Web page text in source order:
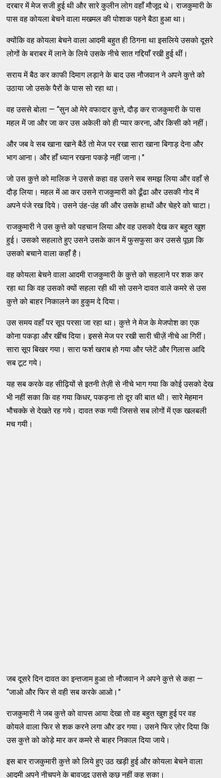
दरबार में मेज सजी हुई थी और सारे कुलीन लोग वहाँ मौजूद थे। राजकुमारी के
पास वह कोयला बेचने वाला मखमल की पोशाक पहने बैठा हुआ था।
क्योंकि वह कोयला बेचने वाला आदमी बहुत ही ठिगना था इसलिये उसको दूसरे
लोगों के बराबर में लाने के लिये उसके नीचे सात गद्दियाँ रखी हुई थीं।
सराय में बैठ कर काफी दिमाग लड़ाने के बाद उस नौजवान ने अपने कुत्ते को
उठाया जो उसके पैरों के पास सो रहा था।
वह उससे बोला — “सुन ओ मेरे वफादार कुत्ते, दौड़ कर राजकुमारी के पास
महल में जा और जा कर उस अकेली को ही प्यार करना, और किसी को नहीं।
और जब वे सब खाना खाने बैठें तो मेज पर रखा सारा खाना बिगाड़ देना और
भाग आना। और हाँ ध्यान रखना पकड़े नहीं जाना।”
जो उस कुत्ते को मालिक ने उससे कहा वह उसने सब समझ लिया और वहाँ से
दौड़ लिया। महल में आ कर उसने राजकुमारी को ढूँढा और उसकी गोद में
अपने पंजे रख दिये। उसने उंह-उंह की और उसके हाथों और चेहरे को चाटा।
राजकुमारी ने उस कुत्ते को पहचान लिया और वह उसको देख कर बहुत खुश
हुई। उसको सहलाते हुए उसने उसके कान में फुसफुसा कर उससे पूछा कि
उसको बचाने वाला कहाँ है।
वह कोयला बेचने वाला आदमी राजकुमारी के कुत्ते को सहलाने पर शक कर
रहा था कि वह उसको क्यों सहला रही थी सो उसने दावत वाले कमरे से उस
कुत्ते को बाहर निकालने का हुकुम दे दिया।
उस समय वहाँ पर सूप परसा जा रहा था। कुत्ते ने मेज के मेजपोश का एक
कोना पकड़ा और खींच दिया। इससे मेज पर रखी सारी चीज़ें नीचे आ गिरीं।
सारा सूप बिखर गया। सारा फर्श खराब हो गया और प्लेटें और गिलास आदि
सब टूट गये।
यह सब करके वह सीढ़ियों से इतनी तेज़ी से नीचे भाग गया कि कोई उसको देख
भी नहीं सका कि वह गया किधर, पकड़ना तो दूर की बात थी। सारे मेहमान
भौचक्के से देखते रह गये। दावत रुक गयी जिससे सब लोगों में एक खलबली
मच गयी।
जब दूसरे दिन दावत का इन्तजाम हुआ तो नौजवान ने अपने कुत्ते से कहा —
“जाओ और फिर से वही सब करके आओ।”
राजकुमारी ने जब कुत्ते को वापस आया देखा तो वह बहुत खुश हुई पर वह
कोयले वाला फिर से शक करने लगा और डर गया। उसने फिर ज़ोर दिया कि
उस कुत्ते को कोड़े मार कर कमरे से बाहर निकाल दिया जाये।
इस बार राजकुमारी कुत्ते को लिये हुए उठ खड़ी हुई और कोयला बेचने वाला
आदमी अपने नीचपने के बावजूद उससे कुछ नहीं कह सका।